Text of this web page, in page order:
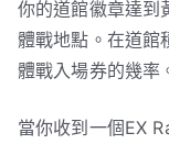
你的道館徽章達到
體戰地點。在道館
體戰入場券的幾率
當你收到一個EX